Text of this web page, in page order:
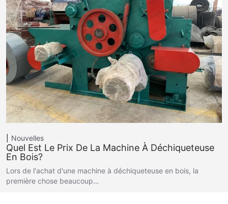
Nouvelles
Quel Est Le Prix De La Machine À Déchiqueteuse
En Bois?
Lors de l'achat d'une machine à déchiqueteuse en bois, la
première chose beaucoup…